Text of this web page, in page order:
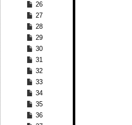
26
27
28
29
30
31
32
33
34
35
36